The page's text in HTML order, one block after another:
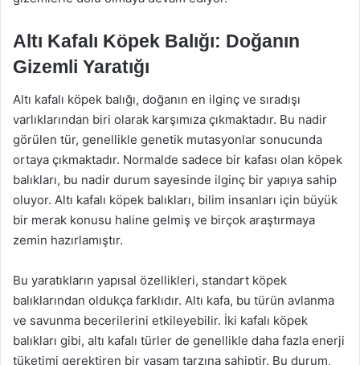
Altı Kafalı Köpek Balığı: Doğanın
Gizemli Yaratığı
Altı kafalı köpek balığı, doğanın en ilginç ve sıradışı
varlıklarından biri olarak karşımıza çıkmaktadır. Bu nadir
görülen tür, genellikle genetik mutasyonlar sonucunda
ortaya çıkmaktadır. Normalde sadece bir kafası olan köpek
balıkları, bu nadir durum sayesinde ilginç bir yapıya sahip
oluyor. Altı kafalı köpek balıkları, bilim insanları için büyük
bir merak konusu haline gelmiş ve birçok araştırmaya
zemin hazırlamıştır.
Bu yaratıkların yapısal özellikleri, standart köpek
balıklarından oldukça farklıdır. Altı kafa, bu türün avlanma
ve savunma becerilerini etkileyebilir. İki kafalı köpek
balıkları gibi, altı kafalı türler de genellikle daha fazla enerji
tüketimi gerektiren bir yaşam tarzına sahiptir. Bu durum,